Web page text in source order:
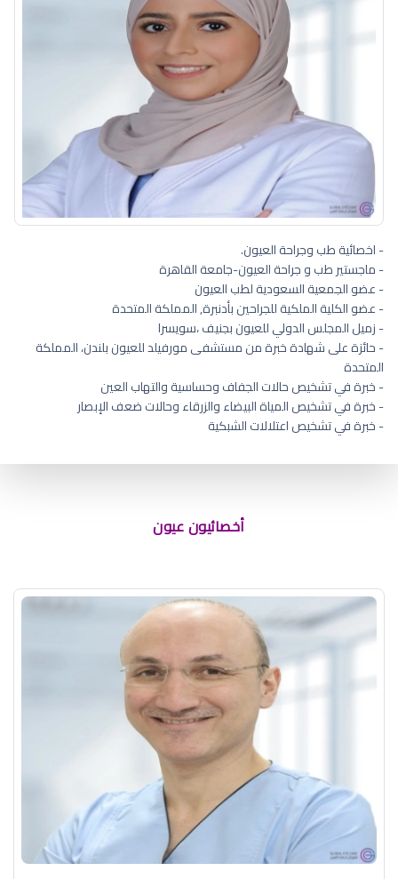
- اخصائية طب وجراحة العيون.
- ماجستير طب و جراحة العيون-جامعة القاهرة
- عضو الجمعية السعودية لطب العيون
- عضو الكلية الملكية للجراحين بأدنبرة, المملكة المتحدة
- زميل المجلس الدولي للعيون بجنيف ،سويسرا
- حائزة على شهادة خبرة من مستشفى مورفيلد للعيون بلندن، المملكة
المتحدة
- خبرة في تشخيص حالات الجفاف وحساسية والتهاب العين
- خبرة في تشخيص المياة البيضاء والزرقاء وحالات ضعف الإبصار
- خبرة في تشخيص اعتلالات الشبكية
كيفية علاج جفاف العين الشديد
أخصائيون عيون